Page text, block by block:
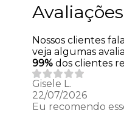
Nossos clientes
veja algumas
99% dos clientes
Gisele L.
22/07/2026
Eu recomendo